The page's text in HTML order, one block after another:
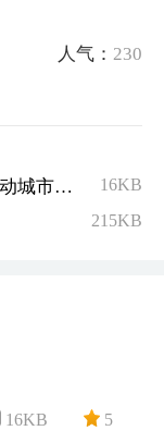
人气： 230
沈阳：全域推进城市更新行动 全力推动城市高质量发展 16KB
215KB
16KB
5